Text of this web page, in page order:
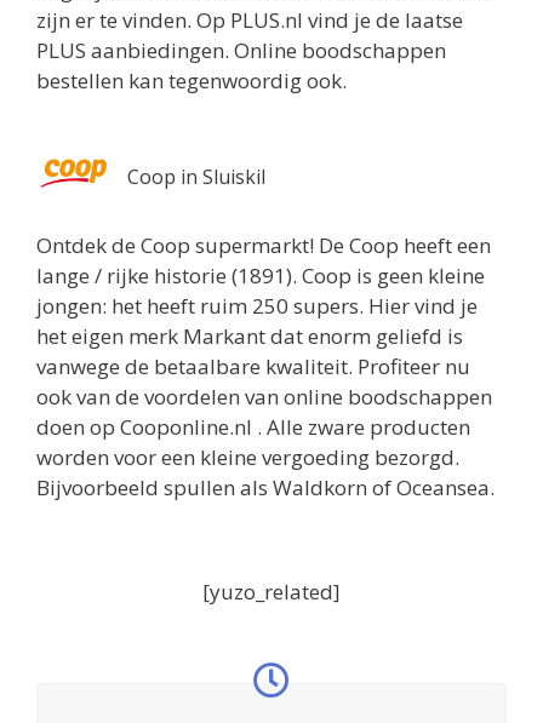
zijn er te vinden. Op PLUS.nl vind je de laatse
PLUS aanbiedingen. Online boodschappen
bestellen kan tegenwoordig ook.
Coop in Sluiskil
Ontdek de Coop supermarkt! De Coop heeft een
lange / rijke historie (1891). Coop is geen kleine
jongen: het heeft ruim 250 supers. Hier vind je
het eigen merk Markant dat enorm geliefd is
vanwege de betaalbare kwaliteit. Profiteer nu
ook van de voordelen van online boodschappen
doen op Cooponline.nl . Alle zware producten
worden voor een kleine vergoeding bezorgd.
Bijvoorbeeld spullen als Waldkorn of Oceansea.
[yuzo_related]